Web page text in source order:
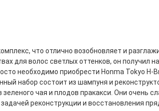
что отлично возобновляет и
для волос светлых оттенков, он
необходимо приобрести Honma Tokyo
набор состоит из шампуня и
зеленого чая и плодов пракакси. Они
реконструкции и восстановления